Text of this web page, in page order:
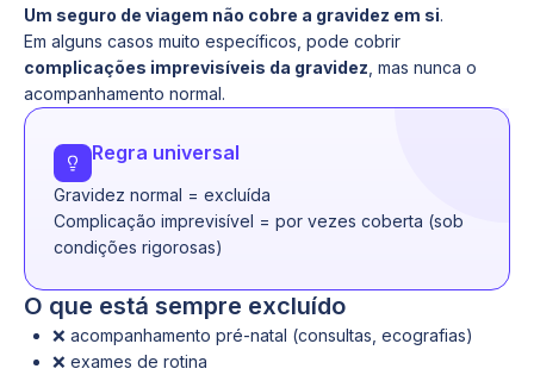
Um seguro de viagem não cobre a gravidez em si.
Em alguns casos muito específicos, pode cobrir
complicações imprevisíveis da gravidez , mas nunca o
acompanhamento normal.
Regra universal
Gravidez normal = excluída
Complicação imprevisível = por vezes coberta (sob
condições rigorosas)
O que está sempre excluído
❌ acompanhamento pré-natal (consultas, ecografias)
❌ exames de rotina